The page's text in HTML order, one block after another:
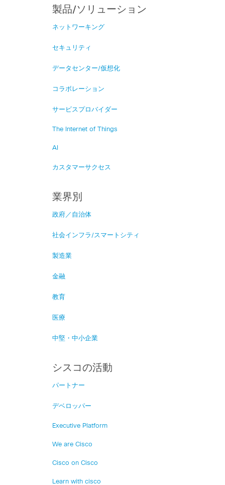
製品/ソリューション
ネットワーキング
セキュリティ
データセンター/仮想化
コラボレーション
サービスプロバイダー
The Internet of Things
AI
カスタマーサクセス
業界別
政府／自治体
社会インフラ/スマートシティ
製造業
金融
教育
医療
中堅・中小企業
シスコの活動
パートナー
デベロッパー
Executive Platform
We are Cisco
Cisco on Cisco
Learn with cisco